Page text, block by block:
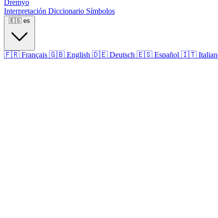
Dremyo
Interpretación Diccionario Símbolos
🇪🇸 es
🇫🇷 Français 🇬🇧 English 🇩🇪 Deutsch 🇪🇸 Español 🇮🇹